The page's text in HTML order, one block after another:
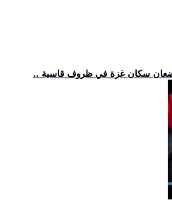
يضعان سكان غزة في ظروف قاسية